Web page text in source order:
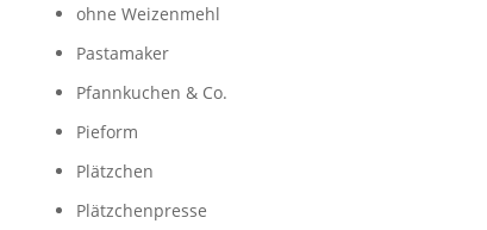
ohne Weizenmehl
Pastamaker
Pfannkuchen & Co.
Pieform
Plätzchen
Plätzchenpresse